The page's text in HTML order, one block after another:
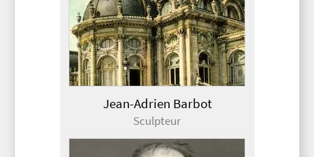
Jean-Adrien Barbot
Sculpteur